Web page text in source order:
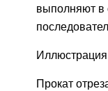
выполняют
Прокат